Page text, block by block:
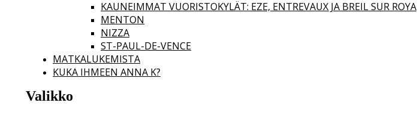
KAUNEIMMAT VUORISTOKYLÄT: EZE, ENTREVAUX JA BREIL SUR ROYA
MENTON
NIZZA
ST-PAUL-DE-VENCE
MATKALUKEMISTA
KUKA IHMEEN ANNA K?
Valikko